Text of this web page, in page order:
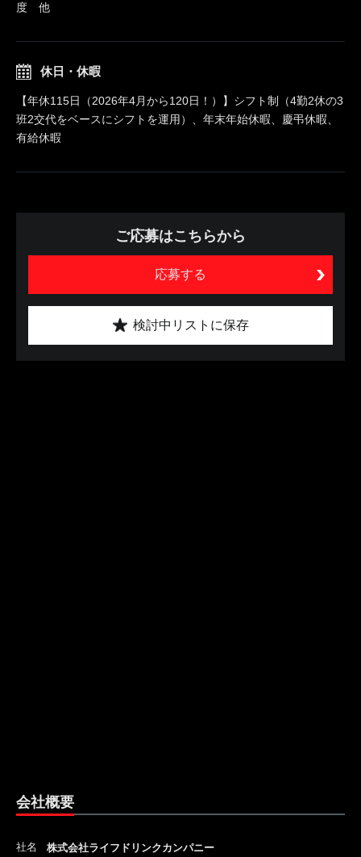
度 他
休日・休暇
【年休115日（2026年4月から120日！）】シフト制（4勤2休の3
班2交代をベースにシフトを運用）、年末年始休暇、慶弔休暇、
有給休暇
ご応募はこちらから
応募する
検討中リストに保存
会社概要
社名 株式会社ライフドリンクカンパニー